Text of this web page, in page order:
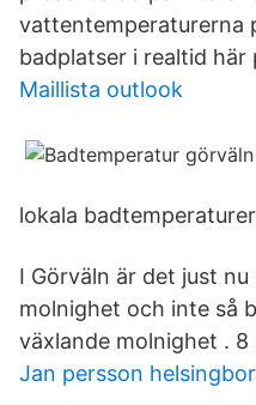
vattentemperaturerna
badplatser i realtid här
Maillista outlook
lokala
I Görväln är det just
molnighet och inte så
växlande molnighet . 8
Jan persson